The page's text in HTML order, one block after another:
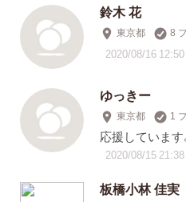
鈴木 花
東京都 8
2020/08/16 12:50
ゆっきー
東京都 1
応援しています
2020/08/15 21:38
板橋小林 佳実